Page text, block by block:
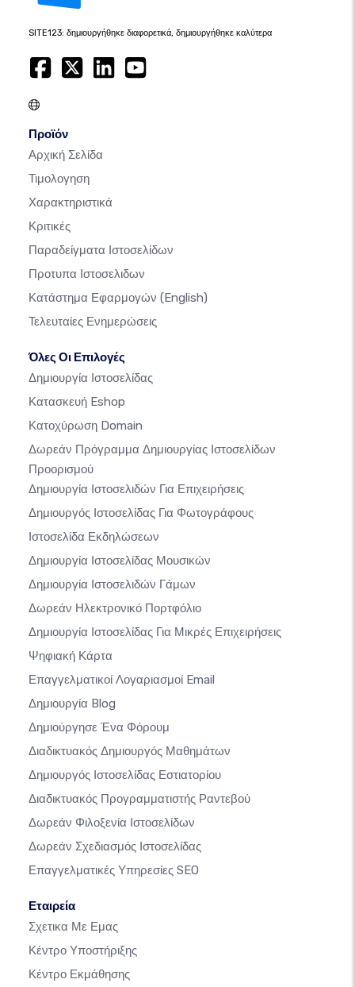
SITE123: δημιουργήθηκε διαφορετικά, δημιουργήθηκε καλύτερα
Προϊόν
Αρχική Σελίδα
Τιμολογηση
Χαρακτηριστικά
Κριτικές
Παραδείγματα Ιστοσελίδων
Προτυπα Ιστοσελιδων
Κατάστημα Εφαρμογών (English)
Τελευταίες Ενημερώσεις
Όλες Οι Επιλογές
Δημιουργία Ιστοσελίδας
Κατασκευή Eshop
Κατοχύρωση Domain
Δωρεάν Πρόγραμμα Δημιουργίας Ιστοσελίδων
Προορισμού
Δημιουργία Ιστοσελιδών Για Επιχειρήσεις
Δημιουργός Ιστοσελίδας Για Φωτογράφους
Ιστοσελίδα Εκδηλώσεων
Δημιουργία Ιστοσελίδας Μουσικών
Δημιουργία Ιστοσελιδών Γάμων
Δωρεάν Ηλεκτρονικό Πορτφόλιο
Δημιουργία Ιστοσελίδας Για Μικρές Επιχειρήσεις
Ψηφιακή Κάρτα
Επαγγελματικοί Λογαριασμοί Email
Δημιουργία Blog
Δημιούργησε Ένα Φόρουμ
Διαδικτυακός Δημιουργός Μαθημάτων
Δημιουργός Ιστοσελίδας Εστιατορίου
Διαδικτυακός Προγραμματιστής Ραντεβού
Δωρεάν Φιλοξενία Ιστοσελίδων
Δωρεάν Σχεδιασμός Ιστοσελίδας
Επαγγελματικές Υπηρεσίες SEO
Εταιρεία
Σχετικα Με Εμας
Κέντρο Υποστήριξης
Κέντρο Εκμάθησης